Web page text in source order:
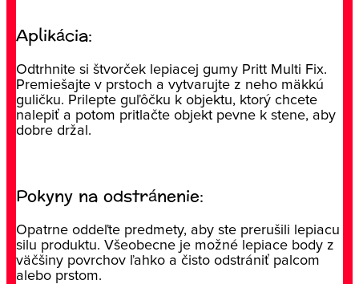
Aplikácia:
Odtrhnite si štvorček lepiacej gumy Pritt Multi Fix.
Premiešajte v prstoch a vytvarujte z neho mäkkú
guličku. Prilepte guľôčku k objektu, ktorý chcete
nalepiť a potom pritlačte objekt pevne k stene, aby
dobre držal.
Pokyny na odstránenie:
Opatrne oddeľte predmety, aby ste prerušili lepiacu
silu produktu. Všeobecne je možné lepiace body z
väčšiny povrchov ľahko a čisto odstrániť palcom
alebo prstom.